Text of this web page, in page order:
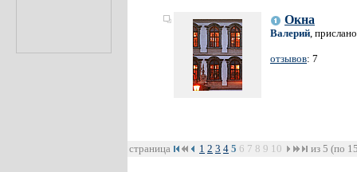
Окна
Валерий,
отзывов: 7
страница 1 2 3 4 5 6 7 8 9 10 из 5 (по